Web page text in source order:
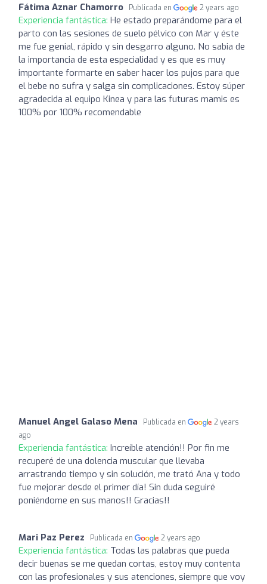
Fátima Aznar Chamorro Publicada en 2 years ago
Experiencia fantástica: He estado preparándome para el
parto con las sesiones de suelo pélvico con Mar y éste
me fue genial, rápido y sin desgarro alguno. No sabia de
la importancia de esta especialidad y es que es muy
importante formarte en saber hacer los pujos para que
el bebe no sufra y salga sin complicaciones. Estoy súper
agradecida al equipo Kinea y para las futuras mamis es
100% por 100% recomendable
Manuel Angel Galaso Mena Publicada en
2 years
ago
Experiencia fantástica: Increíble atención!! Por fin me
recuperé de una dolencia muscular que llevaba
arrastrando tiempo y sin solución, me trató Ana y todo
fue mejorar desde el primer día! Sin duda seguiré
poniéndome en sus manos!! Gracias!!
Mari Paz Perez Publicada en 2 years ago
Experiencia fantástica: Todas las palabras que pueda
decir buenas se me quedan cortas, estoy muy contenta
con las profesionales y sus atenciones, siempre que voy